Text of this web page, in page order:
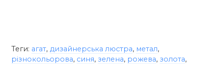
Теги: агат, дизайнерська люстра, метал,
різнокольорова, синя, зелена, рожева, золота,